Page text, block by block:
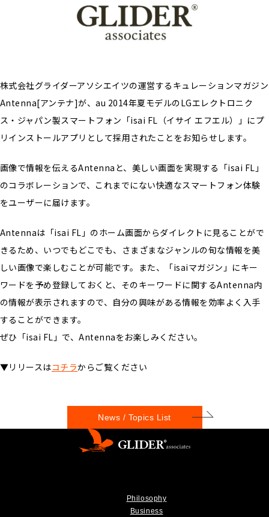
株式会社グライダーアソシエイツの運営するキュレーションマガジン
Antenna[アンテナ]が、au 2014年夏モデルのLGエレクトロニク
ス・ジャパン製スマートフォン「isai FL（イサイ エフエル）」にプ
リインストールアプリとして採用されたことをお知らせします。
画像で情報を伝えるAntennaと、美しい画面を実現する「isai FL」
のコラボレーションで、これまでにない快適なスマートフォン体験
をユーザーに届けます。
Antennaは「isai FL」のホーム画面からダイレクトに見ることがで
きるため、いつでもどこでも、さまざまなジャンルの旬な情報を美
しい画像で楽しむことが可能です。また、「isaiマガジン」にキー
ワードを予め登録しておくと、そのキーワードに関するAntenna内
の情報が表示されますので、自分の興味がある情報を効率よく入手
することができます。
ぜひ「isai FL」で、Antennaをお楽しみください。
▼リリースはコチラからご覧ください
News / Topics List
Philosophy
Business